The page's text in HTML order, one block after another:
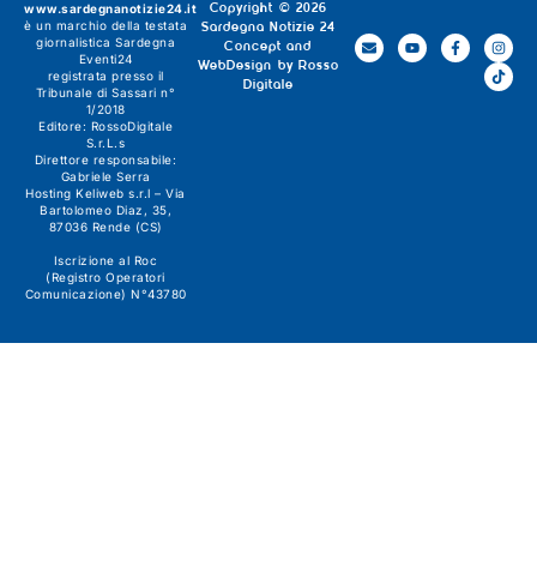
Copyright © 2026
Sardegna Notizie 24
Concept and
WebDesign by Rosso
Digitale
www.sardegnanotizie24.it
è un marchio della testata
giornalistica Sardegna
Eventi24
registrata presso il
Tribunale di Sassari n°
1/2018
Editore: RossoDigitale
S.r.L.s
Direttore responsabile:
Gabriele Serra
Hosting Keliweb s.r.l – Via
Bartolomeo Diaz, 35,
87036 Rende (CS)
Iscrizione al Roc
(Registro Operatori
Comunicazione) N°43780